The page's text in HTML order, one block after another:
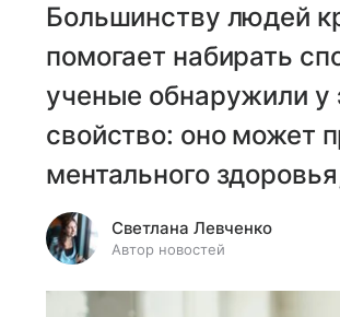
Большинству людей
помогает набирать
ученые обнаружили у
свойство: оно может
ментального
Светлана Левченко
Автор новостей